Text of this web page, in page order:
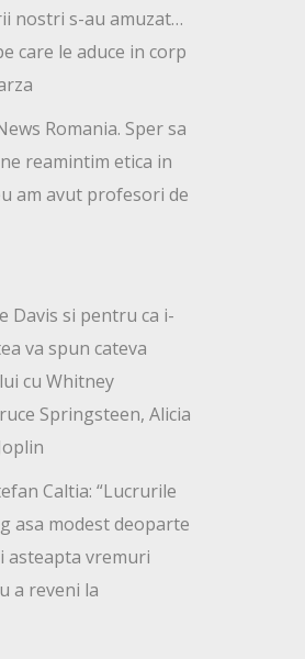
nostri s-au amuzat…
care le aduce in corp
Romania. Sper sa
reamintim etica in
am avut profesori de
Davis si pentru ca i-
va spun cateva
cu Whitney
Springsteen, Alicia
Caltia: “Lucrurile
asa modest deoparte
asteapta vremuri
a reveni la